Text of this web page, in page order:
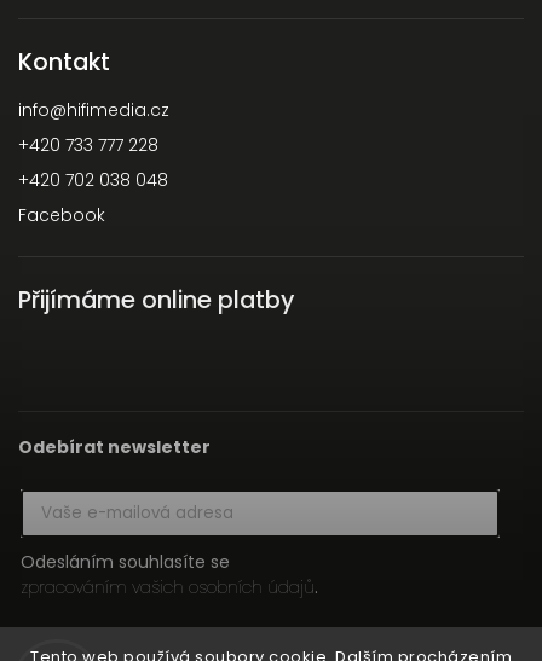
Kontakt
info@hifimedia.cz
+420 733 777 228
+420 702 038 048
Facebook
Přijímáme online platby
Odebírat newsletter
Odesláním souhlasíte se
zpracováním vašich osobních údajů.